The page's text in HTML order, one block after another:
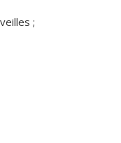
;